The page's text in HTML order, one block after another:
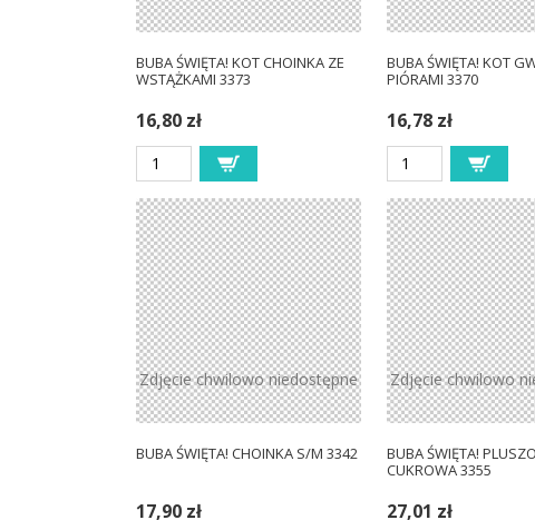
BUBA ŚWIĘTA! KOT CHOINKA ZE
WSTĄŻKAMI 3373
16,80 zł
BUBA ŚWIĘTA! KOT
PIÓRAMI 3370
16,78 zł
Zdjęcie chwilowo niedostępne
BUBA ŚWIĘTA! CHOINKA S/M 3342
17,90 zł
Zdjęcie chwilowo
BUBA ŚWIĘTA!
CUKROWA 3355
27,01 zł